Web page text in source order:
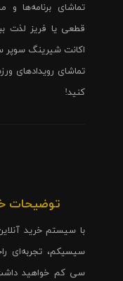
تماشای برنامه‌ها و
قطعی یا فریز لذت
اکانت شیرینگ سوپر
تماشای رویدادهای
کنید!
توضیحات
با سیستم خرید
سیسیکم، تجربه‌ای
سی کم خواهید